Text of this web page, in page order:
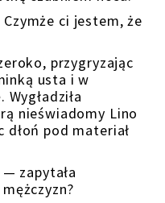
ci jestem, że
przygryzając
usta i w
nieświadomy Lino
dłoń pod materiał
zapytała